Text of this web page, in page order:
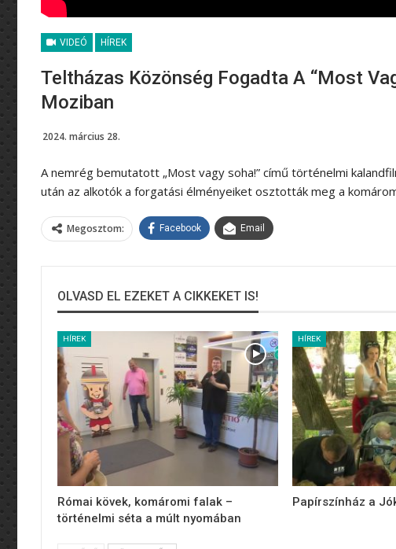
VIDEÓ HÍREK
Teltházas Közönség Fogadta A “Most
Moziban
2024. március 28.
A nemrég bemutatott „Most vagy soha!” című történelmi
után az alkotók a forgatási élményeiket osztották meg a
Megosztom: Facebook Email
OLVASD EL EZEKET A CIKKEKET IS!
HÍREK
Római kövek, komáromi falak –
történelmi séta a múlt nyomában
HÍREK
Papírszínház a